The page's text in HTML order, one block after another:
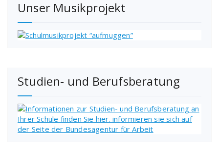
Unser Musikprojekt
Studien- und Berufsberatung